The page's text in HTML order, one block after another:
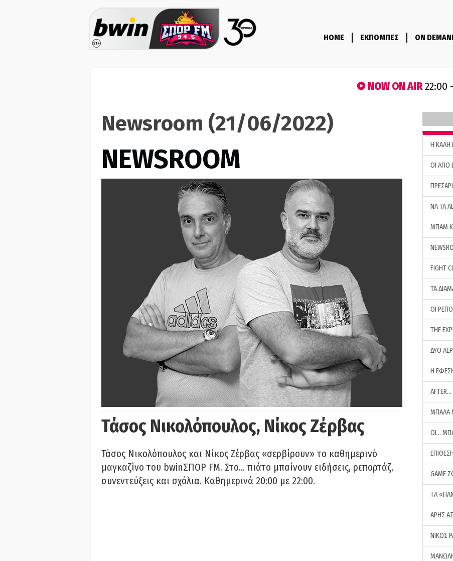
HOME ΕΚΠΟΜΠΕΣ ON
NOW ON AIR22:00
Newsroom (21/06/2022)
NEWSROOM
Τάσος Νικολόπουλος, Νίκος Ζέρβας
Τάσος Νικολόπουλος και Νίκος Ζέρβας «σερβίρουν» το καθημερινό
μαγκαζίνο του bwinΣΠΟΡ FM. Στο… πιάτο μπαίνουν ειδήσεις, ρεπορτάζ,
συνεντεύξεις και σχόλια. Καθημερινά 20:00 με 22:00.
H ΚΑΛΗ
ΟΙ ΑΠΟ
ΝΑ ΤΑ
ΜΠΑΜ
FIGHT
ΤΑ
ΟΙ
THE
ΔΥΟ
Η
ΜΠΑΛΑ
ΟΙ…
GAME
ΤA
ΑΡΗΣ
ΝΙΚΟΣ